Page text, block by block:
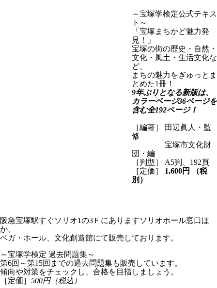
～宝塚学検定公式テキス
ト～
「宝塚まちかど魅力発
見！」
宝塚の街の歴史・自然・
文化・風土・生活文化な
ど、
まちの魅力をぎゅっとま
とめた1冊！
9年ぶりとなる新版は、
カラーページ36ページを
含む全192ページ！
［編著］ 田辺眞人・監
修
宝塚市文化財
団・編
［判型］ A5判、192頁
［定価］ 1,600円 （税
別）
阪急宝塚駅すぐソリオ1の3Ｆにありますソリオホール窓口ほ
か、
ベガ・ホール、文化創造館にて販売しております。
～宝塚学検定 過去問題集～
第6回～第15回までの過去問題集も販売しています。
傾向や対策をチェックし、合格を目指しましょう。
［定価］ 500円（税込）